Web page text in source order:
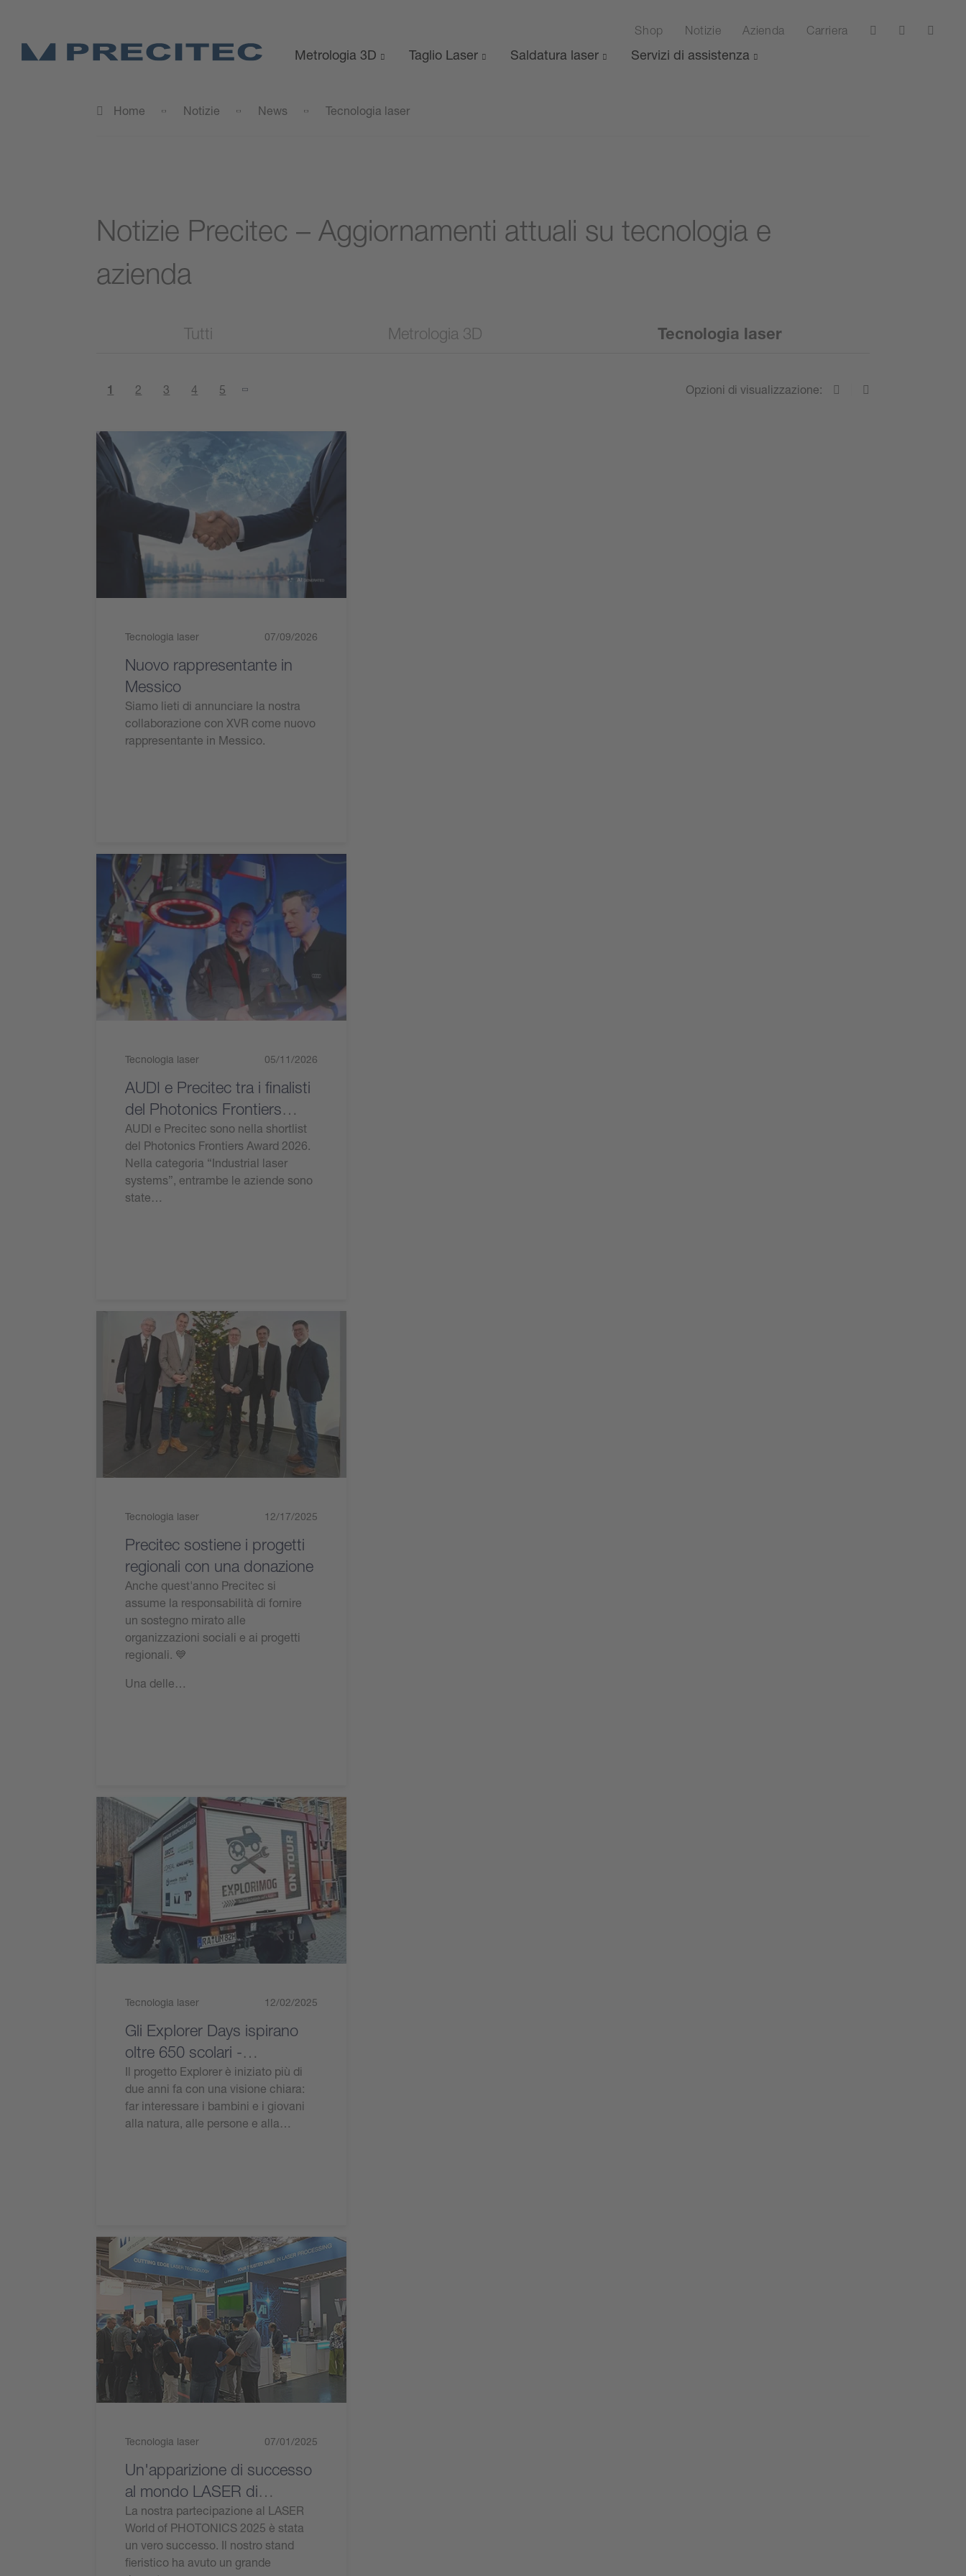
Shop Notizie Azienda Carriera
Metrologia 3D Taglio Laser Saldatura laser Servizi di assistenza
Home Notizie News Tecnologia laser
Notizie Precitec – Aggiornamenti attuali su tecnologia e
azienda
Tutti Metrologia 3D Tecnologia laser
1 2 3 4 5 Opzioni di visualizzazione:
Tecnologia laser 07/09/2026
Nuovo rappresentante in
Messico
Siamo lieti di annunciare la nostra
collaborazione con XVR come nuovo
rappresentante in Messico.
Tecnologia laser 05/11/2026
AUDI e Precitec tra i finalisti
del Photonics Frontiers
Award 2026
AUDI e Precitec sono nella shortlist
del Photonics Frontiers Award 2026.
Nella categoria “Industrial laser
systems”, entrambe le aziende sono
state…
Tecnologia laser 12/17/2025
Precitec sostiene i progetti
regionali con una donazione
Anche quest'anno Precitec si
assume la responsabilità di fornire
un sostegno mirato alle
organizzazioni sociali e ai progetti
regionali. 💙
Una delle…
Tecnologia laser 12/02/2025
Gli Explorer Days ispirano
oltre 650 scolari -
EXPLORIMOG va in tour nel
2026
Il progetto Explorer è iniziato più di
due anni fa con una visione chiara:
far interessare i bambini e i giovani
alla natura, alle persone e alla…
Tecnologia laser 07/01/2025
Un'apparizione di successo
al mondo LASER di
PHOTONICS 2025
La nostra partecipazione al LASER
World of PHOTONICS 2025 è stata
un vero successo. Il nostro stand
fieristico ha avuto un grande